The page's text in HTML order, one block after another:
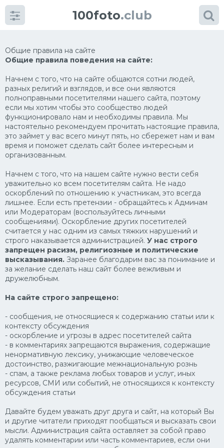
100foto.club
Общие правила на сайте
Общие правила поведения на сайте:
Начнем с того, что на сайте общаются сотни людей,
разных религий и взглядов, и все они являются
полноправными посетителями нашего сайта, поэтому
если мы хотим чтобы это сообщество людей
функционировало нам и необходимы правила. Мы
настоятельно рекомендуем прочитать настоящие правила,
это займет у вас всего минут пять, но сбережет нам и вам
время и поможет сделать сайт более интересным и
организованным.
Начнем с того, что на нашем сайте нужно вести себя
уважительно ко всем посетителям сайта. Не надо
оскорблений по отношению к участникам, это всегда
лишнее. Если есть претензии - обращайтесь к Админам
или Модераторам (воспользуйтесь личными
сообщениями). Оскорбление других посетителей
считается у нас одним из самых тяжких нарушений и
строго наказывается администрацией. У нас строго
запрещен расизм, религиозные и политические
высказывания. Заранее благодарим вас за понимание и
за желание сделать наш сайт более вежливым и
дружелюбным.
На сайте строго запрещено:
- сообщения, не относящиеся к содержанию статьи или к
контексту обсуждения
- оскорбление и угрозы в адрес посетителей сайта
- в комментариях запрещаются выражения, содержащие
ненормативную лексику, унижающие человеческое
достоинство, разжигающие межнациональную рознь
- спам, а также реклама любых товаров и услуг, иных
ресурсов, СМИ или событий, не относящихся к контексту
обсуждения статьи
Давайте будем уважать друг друга и сайт, на который Вы
и другие читатели приходят пообщаться и высказать свои
мысли. Администрация сайта оставляет за собой право
удалять комментарии или часть комментариев, если они
Супы
Печенье
Салат
Выпечка
Десерт
Дизайн комнаты